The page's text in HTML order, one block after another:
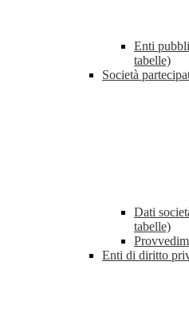
Enti
tabelle)
Società
Dati
tabelle)
Enti di diritto